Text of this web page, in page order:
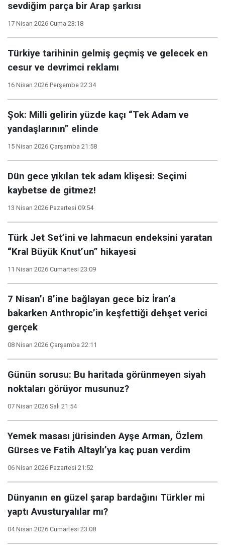
sevdiğim parça bir Arap şarkısı
17 Nisan 2026 Cuma 23:18
Türkiye tarihinin gelmiş geçmiş ve gelecek en
cesur ve devrimci reklamı
16 Nisan 2026 Perşembe 22:34
Şok: Milli gelirin yüzde kaçı “Tek Adam ve
yandaşlarının” elinde
15 Nisan 2026 Çarşamba 21:58
Dün gece yıkılan tek adam klişesi: Seçimi
kaybetse de gitmez!
13 Nisan 2026 Pazartesi 09:54
Türk Jet Set’ini ve lahmacun endeksini yaratan
“Kral Büyük Knut’un” hikayesi
11 Nisan 2026 Cumartesi 23:09
7 Nisan’ı 8’ine bağlayan gece biz İran’a
bakarken Anthropic’in keşfettiği dehşet verici
gerçek
08 Nisan 2026 Çarşamba 22:11
Günün sorusu: Bu haritada görünmeyen siyah
noktaları görüyor musunuz?
07 Nisan 2026 Salı 21:54
Yemek masası jürisinden Ayşe Arman, Özlem
Gürses ve Fatih Altaylı’ya kaç puan verdim
06 Nisan 2026 Pazartesi 21:52
Dünyanın en güzel şarap bardağını Türkler mi
yaptı Avusturyalılar mı?
04 Nisan 2026 Cumartesi 23:08